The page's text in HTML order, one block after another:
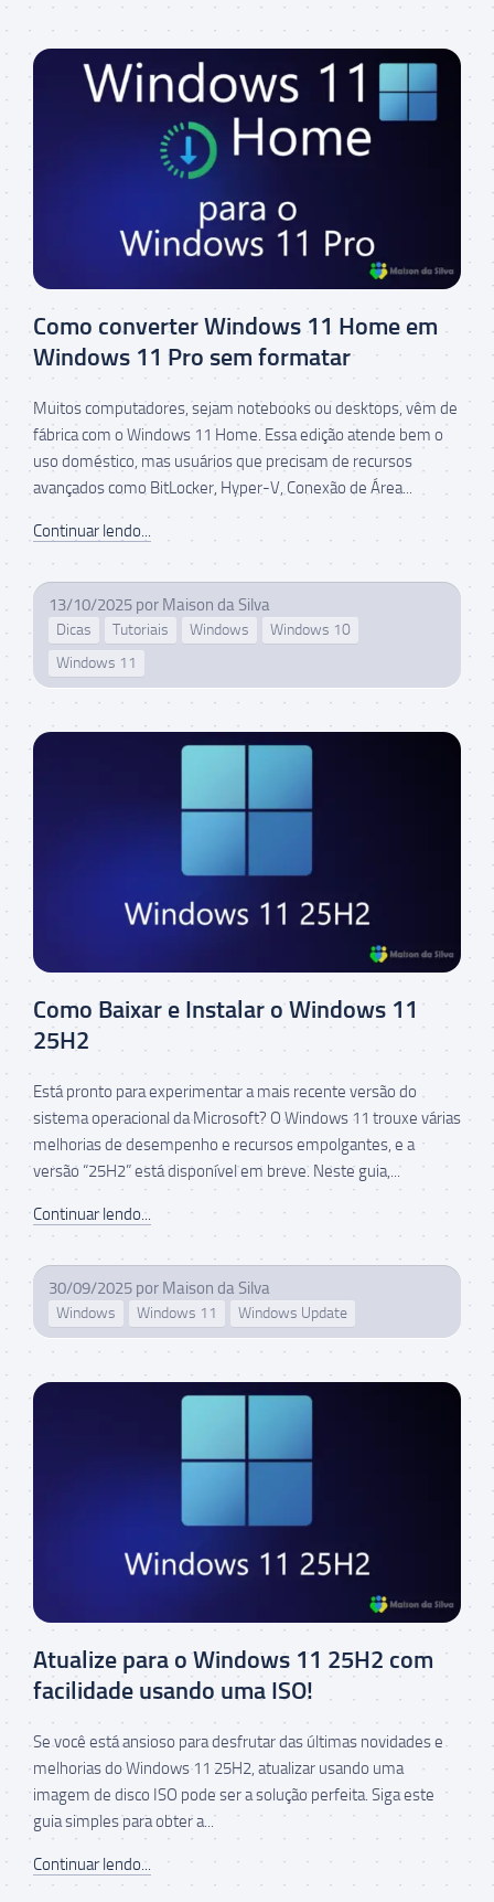
Como converter Windows 11 Home em
Windows 11 Pro sem formatar
Muitos computadores, sejam notebooks ou desktops, vêm de
fábrica com o Windows 11 Home. Essa edição atende bem o
uso doméstico, mas usuários que precisam de recursos
avançados como BitLocker, Hyper-V, Conexão de Área...
Continuar lendo...
13/10/2025 por Maison da Silva
Dicas Tutoriais Windows
Windows 10
Windows 11
Como Baixar e Instalar o Windows 11
25H2
Está pronto para experimentar a mais recente versão do
sistema operacional da Microsoft? O Windows 11 trouxe várias
melhorias de desempenho e recursos empolgantes, e a
versão “25H2” está disponível em breve. Neste guia,...
Continuar lendo...
30/09/2025 por Maison da Silva
Windows Windows 11 Windows Update
Atualize para o Windows 11 25H2 com
facilidade usando uma ISO!
Se você está ansioso para desfrutar das últimas novidades e
melhorias do Windows 11 25H2, atualizar usando uma
imagem de disco ISO pode ser a solução perfeita. Siga este
guia simples para obter a...
Continuar lendo...